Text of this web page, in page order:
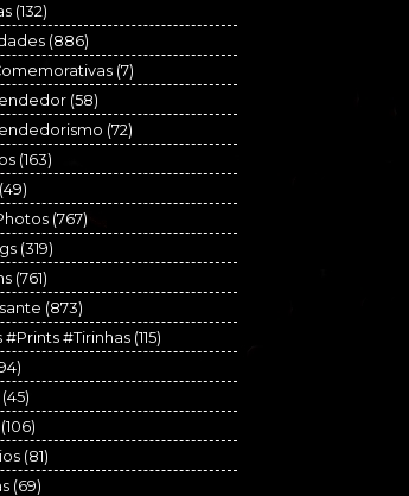
(132)
(886)
(7)
(58)
(72)
(163)
(49)
(767)
(319)
(761)
(873)
#Tirinhas (115)
(45)
(106)
(81)
(69)